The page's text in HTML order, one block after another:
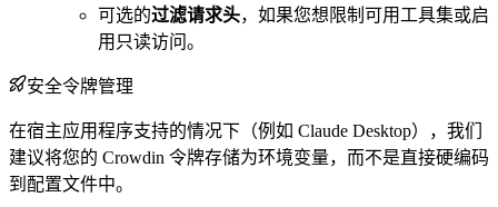
可选的过滤请求头，如果您想限制可用工具集或启
用只读访问。
安全令牌管理
在宿主应用程序支持的情况下（例如 Claude Desktop），我们
建议将您的 Crowdin 令牌存储为环境变量，而不是直接硬编码
到配置文件中。